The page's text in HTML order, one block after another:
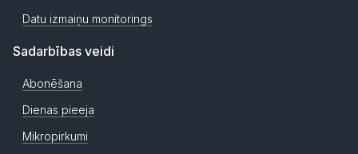
Datu izmaiņu monitorings
Sadarbības veidi
Abonēšana
Dienas pieeja
Mikropirkumi